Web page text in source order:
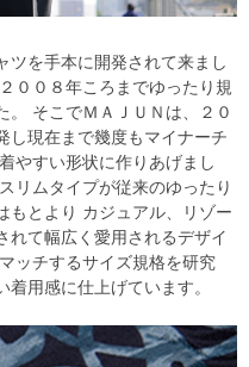
ツを手本に開発されて来まし
００８年ころまでゆったり規
。 そこでＭＡＪＵＮは、２０
し現在まで幾度もマイナーチ
やすい形状に作りあげまし
リムタイプが従来のゆったり
もとより カジュアル、リゾー
れて幅広く愛用されるデザイ
ッチするサイズ規格を研究
用感に仕上げています。